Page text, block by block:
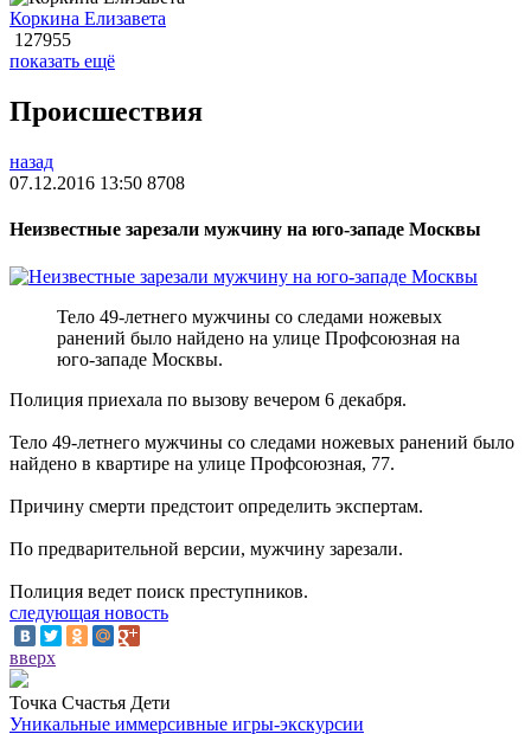
Коркина Елизавета
127955
показать ещё
Происшествия
назад
07.12.2016 13:50 8708
Неизвестные зарезали мужчину на юго-западе Москвы
Тело 49-летнего мужчины со следами ножевых
ранений было найдено на улице Профсоюзная на
юго-западе Москвы.
Полиция приехала по вызову вечером 6 декабря.
Тело 49-летнего мужчины со следами ножевых ранений было
найдено в квартире на улице Профсоюзная, 77.
Причину смерти предстоит определить экспертам.
По предварительной версии, мужчину зарезали.
Полиция ведет поиск преступников.
следующая новость
вверх
Точка Счастья Дети
Уникальные иммерсивные игры-экскурсии